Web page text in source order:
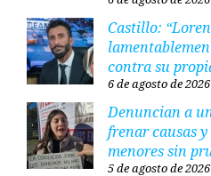
Castillo:
contra su
6 de agosto de 2026
Denuncian a
frenar causas
menores sin
5 de agosto de 2026